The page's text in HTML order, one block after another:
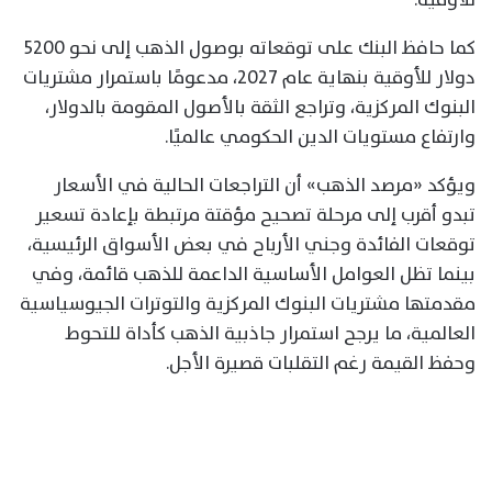
كما حافظ البنك على توقعاته بوصول الذهب إلى نحو 5200
دولار للأوقية بنهاية عام 2027، مدعومًا باستمرار مشتريات
البنوك المركزية، وتراجع الثقة بالأصول المقومة بالدولار،
وارتفاع مستويات الدين الحكومي عالميًا.
ويؤكد «مرصد الذهب» أن التراجعات الحالية في الأسعار
تبدو أقرب إلى مرحلة تصحيح مؤقتة مرتبطة بإعادة تسعير
توقعات الفائدة وجني الأرباح في بعض الأسواق الرئيسية،
بينما تظل العوامل الأساسية الداعمة للذهب قائمة، وفي
مقدمتها مشتريات البنوك المركزية والتوترات الجيوسياسية
العالمية، ما يرجح استمرار جاذبية الذهب كأداة للتحوط
وحفظ القيمة رغم التقلبات قصيرة الأجل.